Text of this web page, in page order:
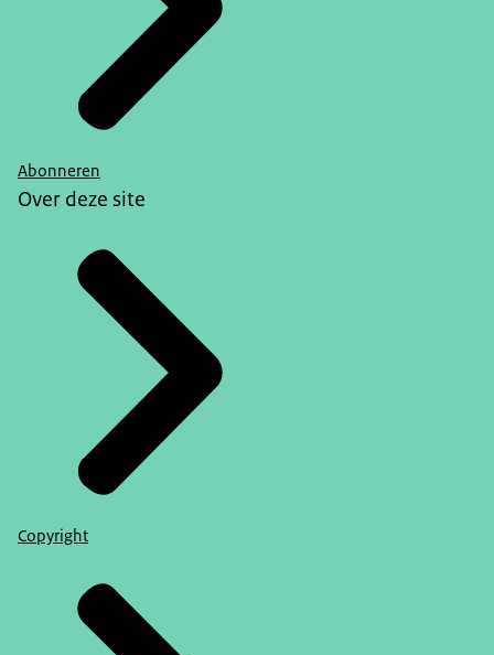
Abonneren
Over deze site
Copyright